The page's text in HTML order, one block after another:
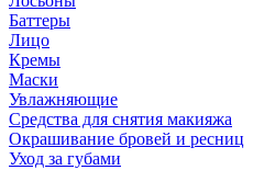
Баттеры
Лицо
Кремы
Маски
Увлажняющие
Средства для снятия макияжа
Окрашивание бровей и ресниц
Уход за губами